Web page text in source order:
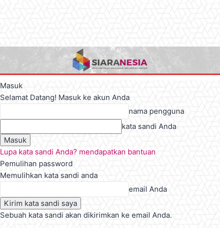
Masuk
Selamat Datang! Masuk ke akun Anda
nama pengguna
kata sandi Anda
Lupa kata sandi Anda? mendapatkan bantuan
Pemulihan password
Memulihkan kata sandi anda
email Anda
Sebuah kata sandi akan dikirimkan ke email Anda.